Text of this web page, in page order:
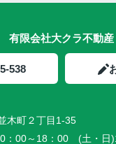
有限会社大クラ不動産
538
木町２丁目1-35
：00～18：00 (土・日